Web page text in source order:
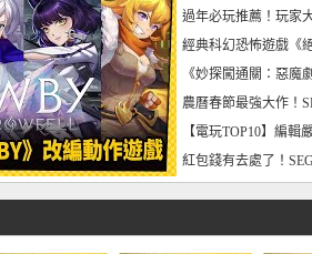
曝光_電玩宅速配
過年必玩推薦！玩家
宅速配20230126
經典科幻恐怖遊戲《
懼體驗-電玩宅速配
《妙探闖通關：惡
到!!-電玩宅速配
農曆春節最強大作！
電玩宅速配20230123
【電玩TOP10】編
了，封面圖直接雷你
紅包錢有去處了！
宅速配20230119